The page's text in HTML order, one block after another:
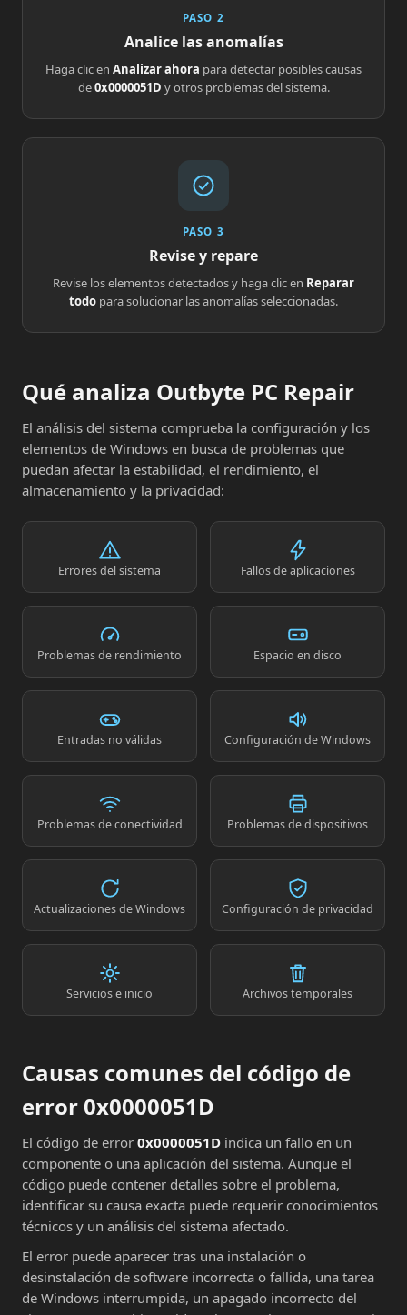
PASO 2
Analice las anomalías
Haga clic en Analizar ahora para detectar posibles causas
de0x0000051D y otros problemas del sistema.
PASO 3
Revise y repare
Revise los elementos detectados y haga clic en Reparar
todo para solucionar las anomalías seleccionadas.
Qué analiza Outbyte PC Repair
El análisis del sistema comprueba la configuración y los
elementos de Windows en busca de problemas que
puedan afectar la estabilidad, el rendimiento, el
almacenamiento y la privacidad:
Errores del sistema Fallos de aplicaciones
Problemas de rendimiento Espacio en disco
Entradas no válidas Configuración de Windows
Problemas de conectividad Problemas de dispositivos
Actualizaciones de Windows Configuración de privacidad
Servicios e inicio Archivos temporales
Causas comunes del código de
error 0x0000051D
El código de error 0x0000051D indica un fallo en un
componente o una aplicación del sistema. Aunque el
código puede contener detalles sobre el problema,
identificar su causa exacta puede requerir conocimientos
técnicos y un análisis del sistema afectado.
El error puede aparecer tras una instalación o
desinstalación de software incorrecta o fallida, una tarea
de Windows interrumpida, un apagado incorrecto del